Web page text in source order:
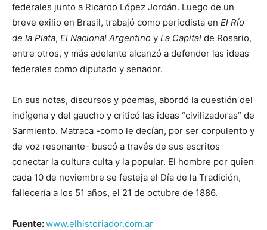
federales junto a Ricardo López Jordán. Luego de un
breve exilio en Brasil, trabajó como periodista en El Río
de la Plata, El Nacional Argentino y La Capital de Rosario,
entre otros, y más adelante alcanzó a defender las ideas
federales como diputado y senador.
En sus notas, discursos y poemas, abordó la cuestión del
indígena y del gaucho y criticó las ideas “civilizadoras” de
Sarmiento. Matraca -como le decían, por ser corpulento y
de voz resonante- buscó a través de sus escritos
conectar la cultura culta y la popular. El hombre por quien
cada 10 de noviembre se festeja el Día de la Tradición,
fallecería a los 51 años, el 21 de octubre de 1886.
Fuente:www.elhistoriador.com.ar